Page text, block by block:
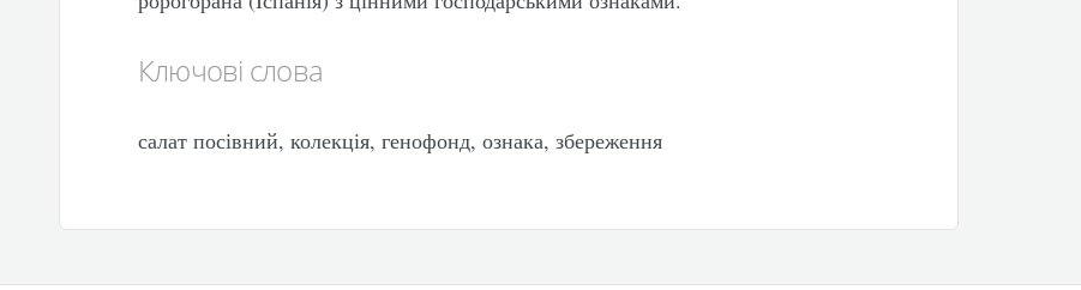
Ключові слова
салат посівний, колекція, генофонд, ознака, збереження